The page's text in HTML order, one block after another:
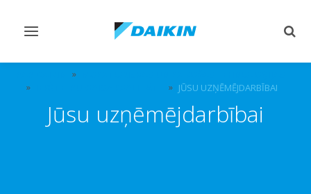
Pārslēgt
JŪSU UZŅĒMĒJDARBĪBAI
Jūsu uzņēmējdarbībai